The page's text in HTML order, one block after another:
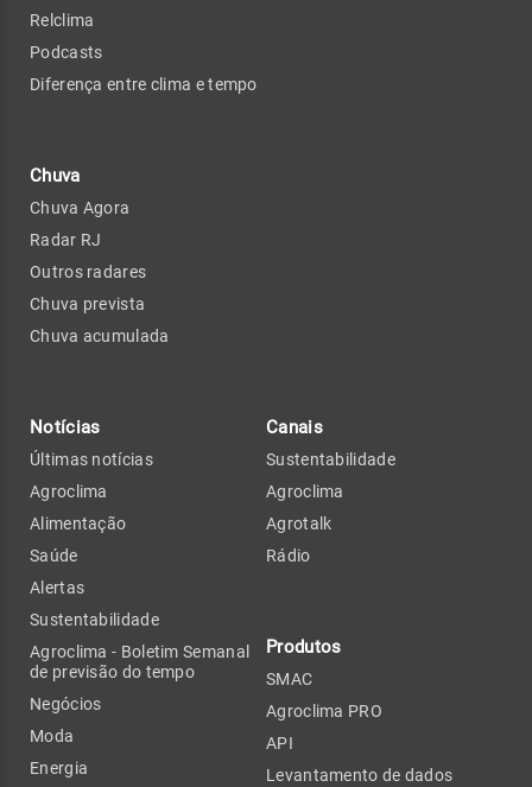
Relclima
Podcasts
Diferença entre clima e tempo
Chuva
Chuva Agora
Radar RJ
Outros radares
Chuva prevista
Chuva acumulada
Notícias
Últimas notícias
Agroclima
Alimentação
Saúde
Alertas
Sustentabilidade
Agroclima - Boletim Semanal
de previsão do tempo
Negócios
Moda
Energia
Canais
Sustentabilidade
Agroclima
Agrotalk
Rádio
Produtos
SMAC
Agroclima PRO
API
Levantamento de dados